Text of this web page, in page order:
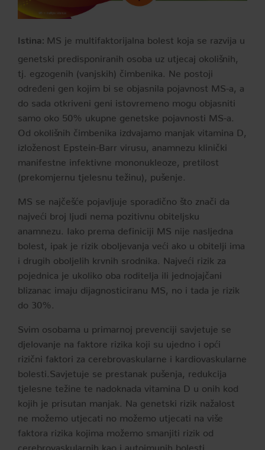
Istina: MS je multifaktorijalna bolest koja se razvija u
genetski predisponiranih osoba uz utjecaj okolišnih,
tj. egzogenih (vanjskih) čimbenika. Ne postoji
određeni gen kojim bi se objasnila pojavnost MS-a, a
do sada otkriveni geni istovremeno mogu objasniti
samo oko 50% ukupne genetske pojavnosti MS-a.
Od okolišnih čimbenika izdvajamo manjak vitamina D,
izloženost Epstein-Barr virusu, anamnezu klinički
manifestne infektivne mononukleoze, pretilost
(prekomjernu tjelesnu težinu), pušenje.
MS se najčešće pojavljuje sporadično što znači da
najveći broj ljudi nema pozitivnu obiteljsku
anamnezu. Iako prema definiciji MS nije nasljedna
bolest, ipak je rizik oboljevanja veći ako u obitelji ima
i drugih oboljelih krvnih srodnika. Najveći rizik za
pojednica je ukoliko oba roditelja ili jednojajčani
blizanac imaju dijagnosticiranu MS, no i tada je rizik
do 30%.
Svim osobama u primarnoj prevenciji savjetuje se
djelovanje na faktore rizika koji su ujedno i opći
rizični faktori za cerebrovaskularne i kardiovaskularne
bolesti.Savjetuje se prestanak pušenja, redukcija
tjelesne težine te nadoknada vitamina D u onih kod
kojih je prisutan manjak. Na genetski rizik nažalost
ne možemo utjecati no možemo utjecati na više
faktora rizika kojima možemo smanjiti rizik od
cerebrovaskularnih kao i autoimunih bolesti.